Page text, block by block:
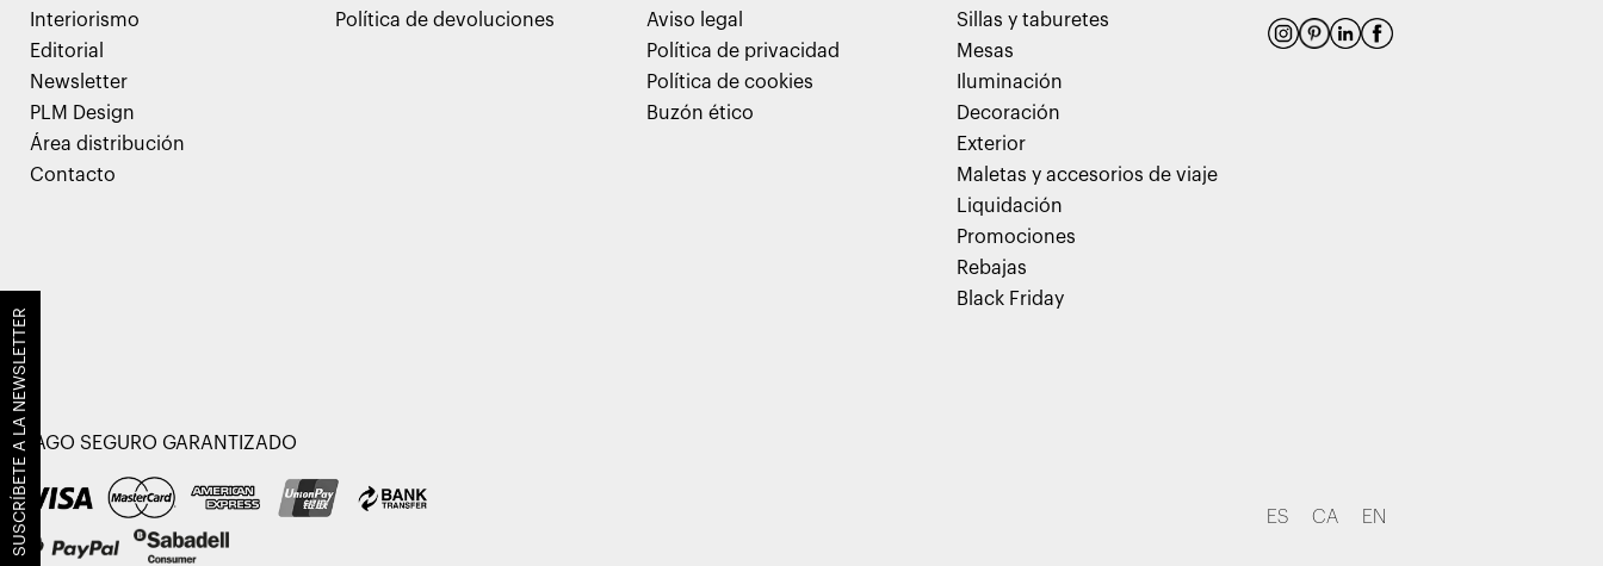
Interiorismo
Editorial
Newsletter
PLM Design
Área distribución
Contacto
Política de devoluciones
Aviso legal
Política de privacidad
Política de cookies
Buzón ético
Sillas y taburetes
Mesas
Iluminación
Decoración
Exterior
Maletas y accesorios de viaje
Liquidación
Promociones
Rebajas
Black Friday
PAGO SEGURO GARANTIZADO
SUSCRÍBETE A LA NEWSLETTER ES CA EN